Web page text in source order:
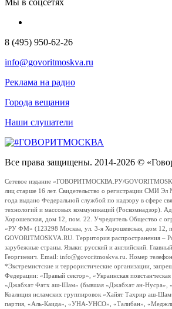
8 (495) 950-62-26
info@govoritmoskva.ru
Реклама на радио
Города вещания
Наши слушатели
Все права защищены. 2014-2026 ©
Сетевое издание «ГОВОРИТМОСКВА.РУ/
лиц старше 16 лет. Свидетельство о регистрации СМИ
года выдано Федеральной службой по надзору в сфере
технологий и массовых коммуникаций (Роскомнадзор).
Хорошевская, дом 12, пом. 22. Учредитель Общество с
«РУ ФМ» (123298 Москва, ул. 3-я Хорошевская, дом 12,
GOVORITMOSKVA.RU. Территория распространения –
зарубежные страны. Языки: русский и английский.
Георгиевич. Email: info@govoritmoskva.ru. Номер
*Экстремистские и террористические организации,
Федерации: «Правый сектор», «Украинская
«Джабхат Фатх аш-Шам» (бывшая «Джабхат ан-Нусра»,
Коалиция исламских группировок «Хайят Тахрир аш-
партия, «Аль-Каида», «УНА-УНСО», «Талибан»,